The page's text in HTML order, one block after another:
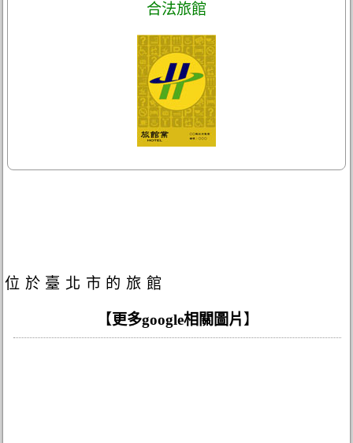
合法旅館
位於臺北市的旅館
【更多google相關圖片 】